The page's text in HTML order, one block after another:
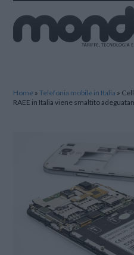
Home »Telefonia mobile in Italia »
RAEE in Italia viene smaltito